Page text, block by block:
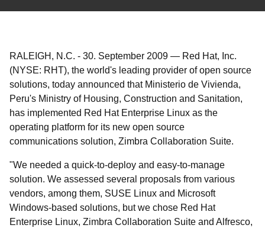
RALEIGH, N.C. - 30. September 2009 — Red Hat, Inc.
(NYSE: RHT), the world's leading provider of open source
solutions, today announced that Ministerio de Vivienda,
Peru's Ministry of Housing, Construction and Sanitation,
has implemented Red Hat Enterprise Linux as the
operating platform for its new open source
communications solution, Zimbra Collaboration Suite.
"We needed a quick-to-deploy and easy-to-manage
solution. We assessed several proposals from various
vendors, among them, SUSE Linux and Microsoft
Windows-based solutions, but we chose Red Hat
Enterprise Linux, Zimbra Collaboration Suite and Alfresco,